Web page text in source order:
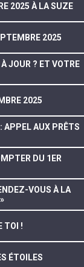
2025 À LA SUZE
2025
JOUR ? ET VOTRE
2025
APPEL AUX PRÊTS
DU 1ER
VOUS À LA
CANDY, ON EST TOUS DERRIÈRE TOI !
ÉTOILES